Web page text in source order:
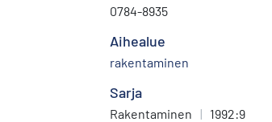
0784-8935
Aihealue
rakentaminen
Sarja
Rakentaminen | 1992:9